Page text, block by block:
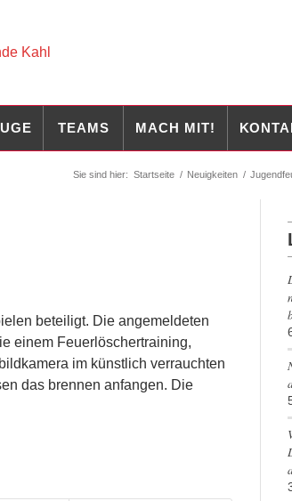
TEAMS MACH MIT!
Sie sind hier: Startseite / Neuigkeiten /
beteiligt. Die angemeldeten
einem Feuerlöschertraining,
im künstlich verrauchten
das brennen anfangen. Die